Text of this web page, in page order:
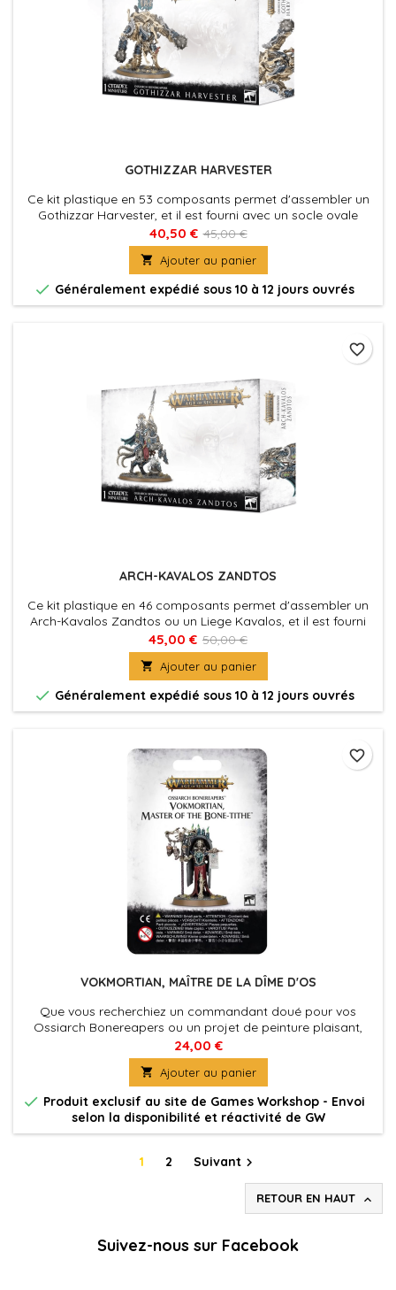
GOTHIZZAR HARVESTER
Ce kit plastique en 53 composants permet d'assembler un
Gothizzar Harvester, et il est fourni avec un socle ovale
Citadel de 105mm.
40,50 € 45,00 €
 Ajouter au panier
 Généralement expédié sous 10 à 12 jours ouvrés
ARCH-KAVALOS ZANDTOS
Ce kit plastique en 46 composants permet d'assembler un
Arch-Kavalos Zandtos ou un Liege Kavalos, et il est fourni
avec un socle rond Citadel de 80mm.
45,00 € 50,00 €
 Ajouter au panier
 Généralement expédié sous 10 à 12 jours ouvrés
favorite_border
VOKMORTIAN, MAÎTRE DE LA DÎME D'OS
Que vous recherchiez un commandant doué pour vos
Ossiarch Bonereapers ou un projet de peinture plaisant,
Vokmortian, Maître de la Dîme d'Os est la figurine qu'il vous
faut. Sur le terrain, Vokmortian peut tuer instantanément
son ennemi d'un simple toucher (sans rire, lisez seulement
sa charte d'unité!) tout en entravant les efforts des Sorciers
adverses.
24,00 €
 Ajouter au panier
 Produit exclusif au site de Games Workshop - Envoi
selon la disponibilité et réactivité de GW
favorite_border
1 2 Suivant
RETOUR EN HAUT 
Suivez-nous sur Facebook